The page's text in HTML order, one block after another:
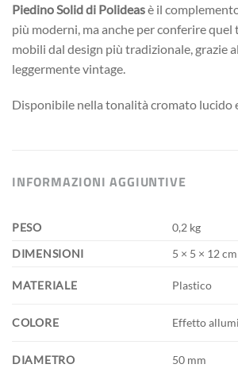
Piedino Solid di Polideasè il
più moderni, ma anche per conferire quel
mobili dal design più tradizionale, grazie
leggermente vintage.
Disponibile nella tonalità cromato lucido
INFORMAZIONI AGGIUNTIVE
PESO
0,2 kg
DIMENSIONI
5 × 5 × 12 cm
MATERIALE Plastico
COLORE Effetto
DIAMETRO 50 mm